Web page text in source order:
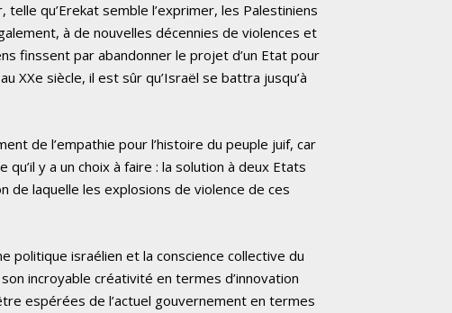
qu’Erekat semble l’exprimer, les Palestiniens
à de nouvelles décennies de violences et
finssent par abandonner le projet d’un Etat pour
XXe siècle, il est sûr qu’Israël se battra jusqu’à
de l’empathie pour l’histoire du peuple juif, car
y a un choix à faire : la solution à deux Etats
de laquelle les explosions de violence de ces
politique israélien et la conscience collective du
incroyable créativité en termes d’innovation
espérées de l’actuel gouvernement en termes